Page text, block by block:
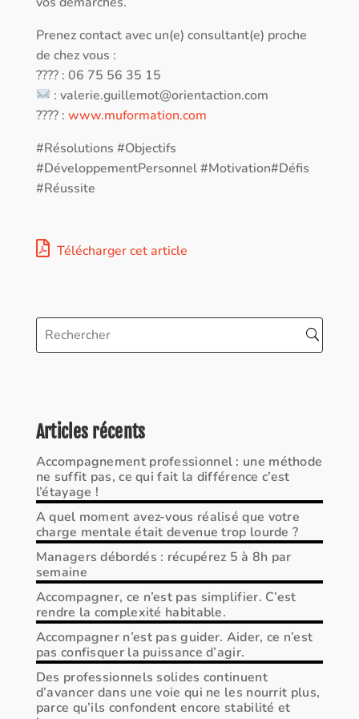
Prenez contact avec un(e) consultant(e) proche
de chez vous :
???? : 06 75 56 35 15
:valerie.guillemot@orientaction.com
???? : www.muformation.com
#Résolutions #Objectifs
#DéveloppementPersonnel #Motivation#Défis
#Réussite
Télécharger cet article
Articles récents
Accompagnement professionnel : une méthode
ne suffit pas, ce qui fait la différence c’est
l’étayage !
A quel moment avez-vous réalisé que votre
charge mentale était devenue trop lourde ?
Managers débordés : récupérez 5 à 8h par
semaine
Accompagner, ce n’est pas simplifier. C’est
rendre la complexité habitable.
Accompagner n’est pas guider. Aider, ce n’est
pas confisquer la puissance d’agir.
Des professionnels solides continuent
d’avancer dans une voie qui ne les nourrit plus,
parce qu’ils confondent encore stabilité et